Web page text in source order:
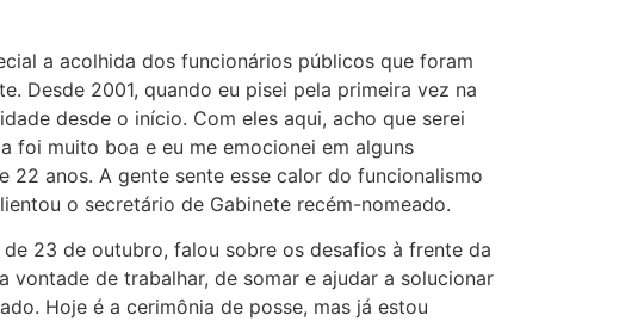
a acolhida dos funcionários públicos que foram
Desde 2001, quando eu pisei pela primeira vez na
desde o início. Com eles aqui, acho que serei
foi muito boa e eu me emocionei em alguns
22 anos. A gente sente esse calor do funcionalismo
o secretário de Gabinete recém-nomeado.
23 de outubro, falou sobre os desafios à frente da
de trabalhar, de somar e ajudar a solucionar
Hoje é a cerimônia de posse, mas já estou